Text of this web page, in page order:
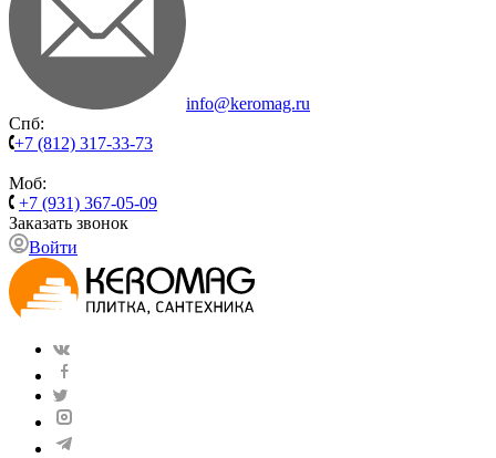
info@keromag.ru
Спб:
+7 (812) 317-33-73
Моб:
+7 (931) 367-05-09
Заказать звонок
Войти